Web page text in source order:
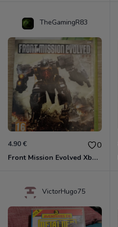
TheGamingR83
4.90 € 0
Front Mission Evolved Xbox 360
VictorHugo75